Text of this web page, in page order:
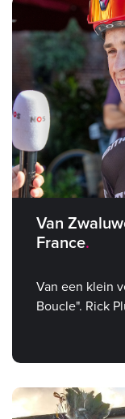
Van
France
Van een klein
Boucle". Rick